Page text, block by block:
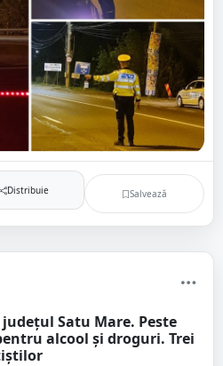
Distribuie Salvează
Satu Mare. Peste
alcool și droguri. Trei